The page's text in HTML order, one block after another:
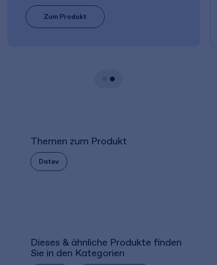
Zum Produkt
Themen zum Produkt
Datev
Dieses & ähnliche Produkte finden
Sie in den Kategorien